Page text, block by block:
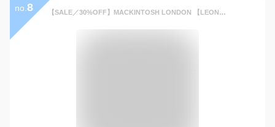
no. 8 【SALE／30%OFF】MACKINTOSH LONDON 【LEON掲載】【DUNFORD SHORT】【FEATHER-TECH PAC】【FLEX NYLON】ストレッチナイロンステンカラーコート マッキントッシュ ロンドン ジャケット・アウター レインコート グレー ブルー ベージュ ネイビー ブラック【送料無料】